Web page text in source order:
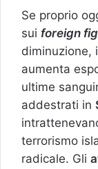
Se proprio
sui foreign
diminuzione,
aumenta
ultime
addestrati in
terrorismo
radicale. Gli